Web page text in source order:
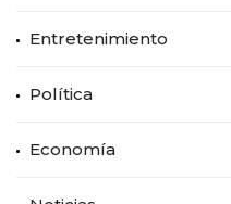
Entretenimiento
Política
Economía